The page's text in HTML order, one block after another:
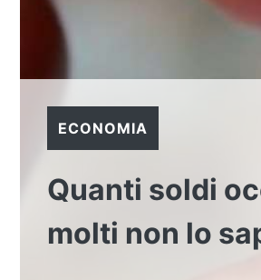
ECONOMIA
Quanti soldi
molti non lo